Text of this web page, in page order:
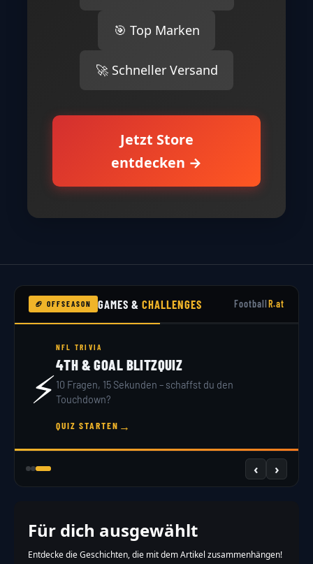
🎯 Top Marken
🚀 Schneller Versand
Jetzt Store
entdecken →
🏈 OFFSEASON GAMES &CHALLENGES FootballR.at
⚡
NFL TRIVIA
4TH & GOAL BLITZQUIZ
10 Fragen, 15 Sekunden – schaffst du den
Touchdown?
QUIZ STARTEN →
‹ ›
Für dich ausgewählt
Entdecke die Geschichten, die mit dem Artikel zusammenhängen!